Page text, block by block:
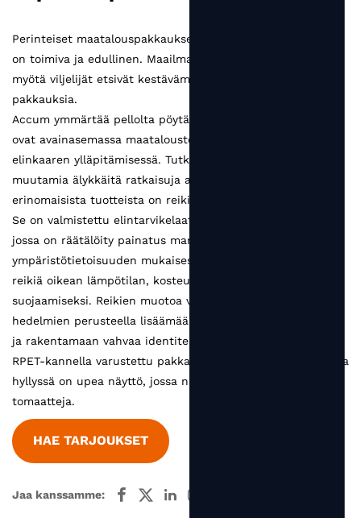
Perinteiset maatalouspakkaukset perustuvat muoviin, joka
on toimiva ja edullinen. Maailmanlaajuisen muovikiellon
myötä viljelijät etsivät kestävämpiä ja tehokkaampia
pakkauksia.
Accum ymmärtää pellolta pöytään, että pakkaustuotteet
ovat avainasemassa maatalousteollisuuden vakaan
elinkaaren ylläpitämisessä. Tutkimme ja loimme lopulta
muutamia älykkäitä ratkaisuja asiakkaalle. Yksi
erinomaisista tuotteista on reikiä sisältävä tomaattikuppi.
Se on valmistettu elintarvikelaatuisesta voimapaperista,
jossa on räätälöity painatus markkinointibrändin
ympäristötietoisuuden mukaisesti. Kupeissa on suunniteltu
reikiä oikean lämpötilan, kosteustason ja tomaattien
suojaamiseksi. Reikien muotoa voidaan räätälöidä eri
hedelmien perusteella lisäämään pakkaukseen hauskuutta
ja rakentamaan vahvaa identiteettiä.
RPET-kannella varustettu pakkaus on 100 % kierrätettävä, ja
hyllyssä on upea näyttö, jossa näkyy erittäin tuoreita
tomaatteja.
HAE TARJOUKSET
Jaa kanssamme: